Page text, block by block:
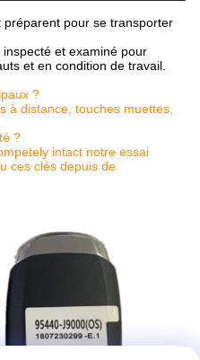
préparent pour se transporter
et examiné pour
et en condition de travail.
?
à distance, touches muettes,
?
intact notre essai
ces clés depuis de